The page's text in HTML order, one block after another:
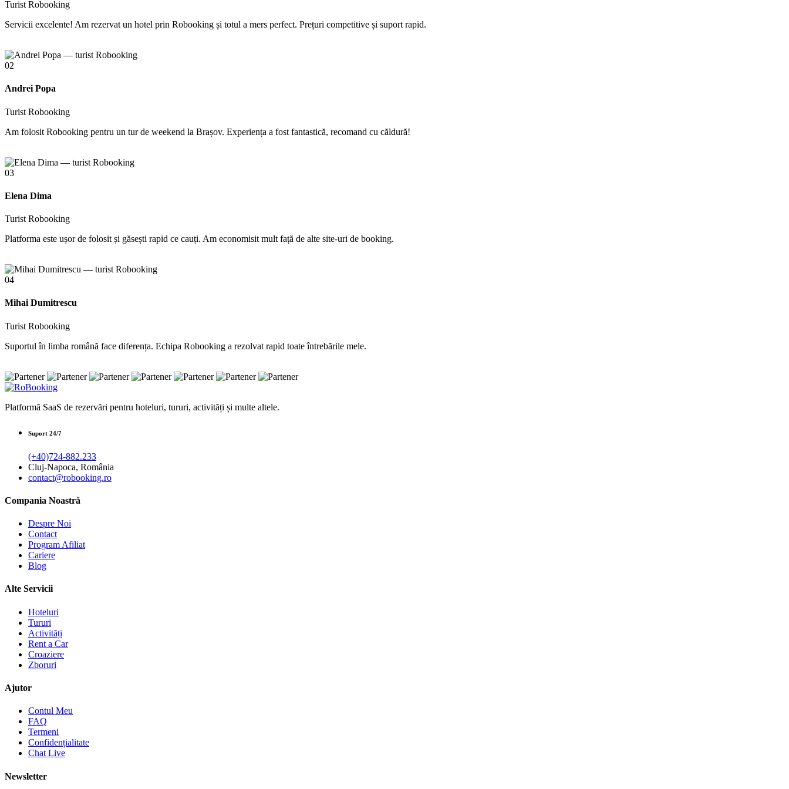
Turist Robooking
Servicii excelente! Am rezervat un hotel prin Robooking și totul a mers perfect. Prețuri competitive și suport rapid.
02
Andrei Popa
Turist Robooking
Am folosit Robooking pentru un tur de weekend la Brașov. Experiența a fost fantastică, recomand cu căldură!
03
Elena Dima
Turist Robooking
Platforma este ușor de folosit și găsești rapid ce cauți. Am economisit mult față de alte site-uri de booking.
04
Mihai Dumitrescu
Turist Robooking
Suportul în limba română face diferența. Echipa Robooking a rezolvat rapid toate întrebările mele.
Platformă SaaS de rezervări pentru hoteluri, tururi, activități și multe altele.
Suport 24/7
(+40)724-882.233
Cluj-Napoca, România
contact@robooking.ro
Compania Noastră
Despre Noi
Contact
Program Afiliat
Cariere
Blog
Alte Servicii
Hoteluri
Tururi
Activități
Rent a Car
Croaziere
Zboruri
Ajutor
Contul Meu
FAQ
Termeni
Confidențialitate
Chat Live
Newsletter